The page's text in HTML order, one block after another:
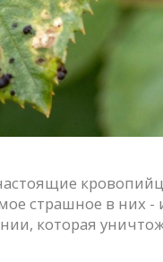
страшное в них -
которая